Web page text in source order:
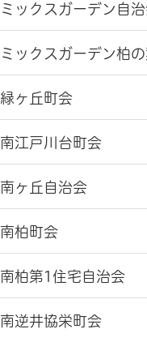
ミックスガーデン自
ミックスガーデン柏
緑ヶ丘町会
南江戸川台町会
南ヶ丘自治会
南柏町会
南柏第1住宅自治会
南逆井協栄町会